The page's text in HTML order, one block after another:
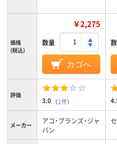
価格
(税込)
￥2,275
数量
カゴへ
評価
3.0 （1件）
メーカー
アコ・ブランズ・ジャ
パン